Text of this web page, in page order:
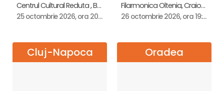
Centrul Cultural Reduta , Brasov
25 octombrie 2026, ora 20:00
Filarmonica Oltenia, Craiova
26 octombrie 2026, ora 19:00
Cluj-Napoca Oradea